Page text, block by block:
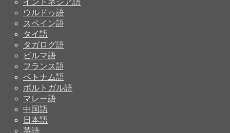
ウルドゥ語
スペイン語
タイ語
タガログ語
ビルマ語
フランス語
ベトナム語
ポルトガル語
マレー語
中国語
日本語
英語